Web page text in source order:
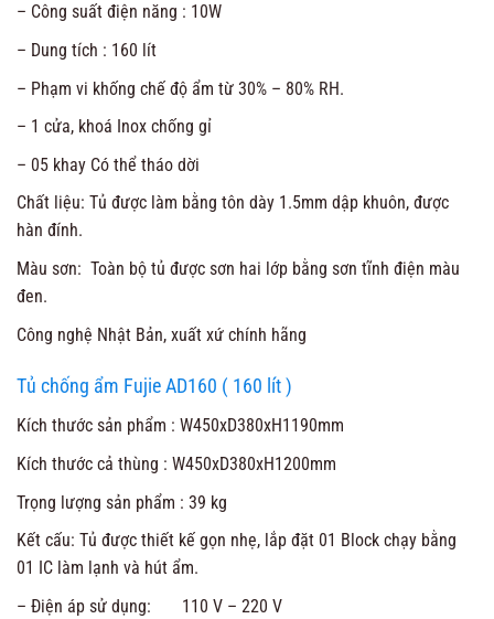
– Công suất điện năng : 10W
– Dung tích : 160 lít
– Phạm vi khống chế độ ẩm từ 30% – 80% RH.
– 1 cửa, khoá Inox chống gỉ
– 05 khay Có thể tháo dời
Chất liệu: Tủ được làm bằng tôn dày 1.5mm dập khuôn, được
hàn đính.
Màu sơn: Toàn bộ tủ được sơn hai lớp bằng sơn tĩnh điện màu
đen.
Công nghệ Nhật Bản, xuất xứ chính hãng
Tủ chống ẩm Fujie AD160 ( 160 lít )
Kích thước sản phẩm : W450xD380xH1190mm
Kích thước cả thùng : W450xD380xH1200mm
Trọng lượng sản phẩm : 39 kg
Kết cấu: Tủ được thiết kế gọn nhẹ, lắp đặt 01 Block chạy bằng
01 IC làm lạnh và hút ẩm.
– Điện áp sử dụng: 110 V – 220 V